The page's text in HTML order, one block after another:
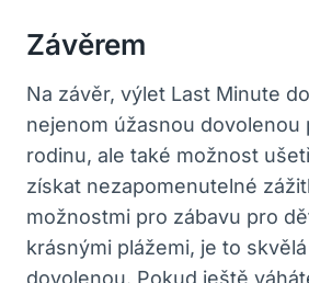
Závěrem
Na závěr, výlet Last Minute
nejenom úžasnou dovolenou
rodinu, ale také možnost
získat nezapomenutelné
možnostmi pro zábavu pro
krásnými plážemi, je to